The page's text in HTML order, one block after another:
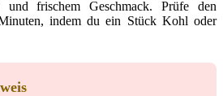
und frischem Geschmack. Prüfe den
indem du ein Stück Kohl oder